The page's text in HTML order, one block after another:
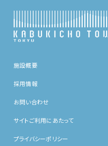
施設概要
採用情報
お問い合わせ
サイトご利用にあたって
プライバシーポリシー